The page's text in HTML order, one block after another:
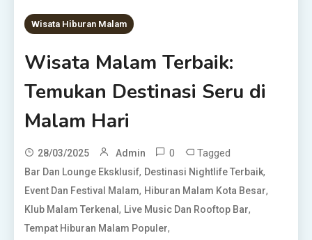
Wisata Hiburan Malam
Wisata Malam Terbaik:
Temukan Destinasi Seru di
Malam Hari
28/03/2025 Admin 0 Tagged
Bar Dan Lounge Eksklusif, Destinasi Nightlife Terbaik,
Event Dan Festival Malam, Hiburan Malam Kota Besar,
Klub Malam Terkenal, Live Music Dan Rooftop Bar,
Tempat Hiburan Malam Populer,